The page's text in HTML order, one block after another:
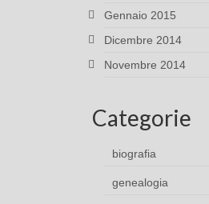
Gennaio 2015
Dicembre 2014
Novembre 2014
Categorie
biografia
genealogia